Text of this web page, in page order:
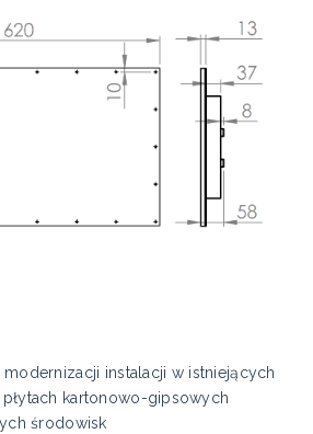
instalacji w istniejących
kartonowo-gipsowych
środowisk